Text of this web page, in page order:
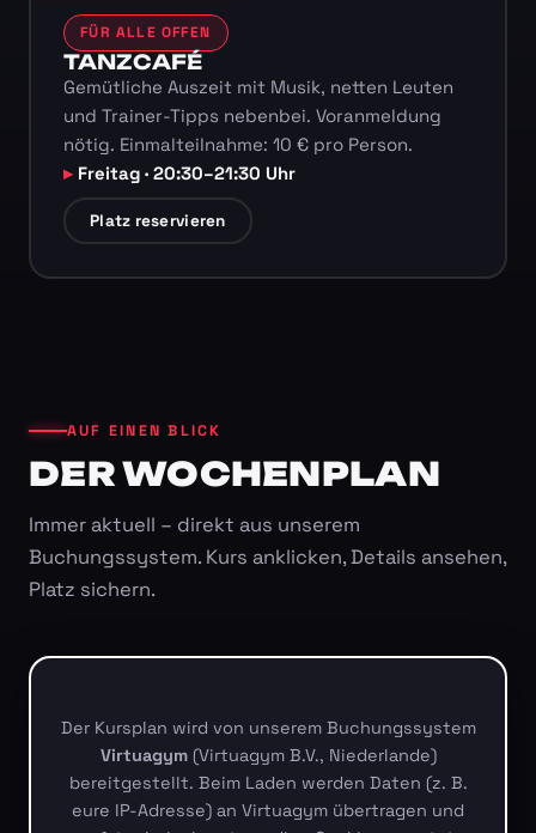
FÜR ALLE OFFEN
TANZCAFÉ
Gemütliche Auszeit mit Musik, netten Leuten
und Trainer-Tipps nebenbei. Voranmeldung
nötig. Einmalteilnahme: 10 € pro Person.
Freitag · 20:30–21:30 Uhr
Platz reservieren
AUF EINEN BLICK
DER WOCHENPLAN
Immer aktuell – direkt aus unserem
Buchungssystem. Kurs anklicken, Details ansehen,
Platz sichern.
Der Kursplan wird von unserem Buchungssystem
Virtuagym(Virtuagym B.V., Niederlande)
bereitgestellt. Beim Laden werden Daten (z. B.
eure IP-Adresse) an Virtuagym übertragen und